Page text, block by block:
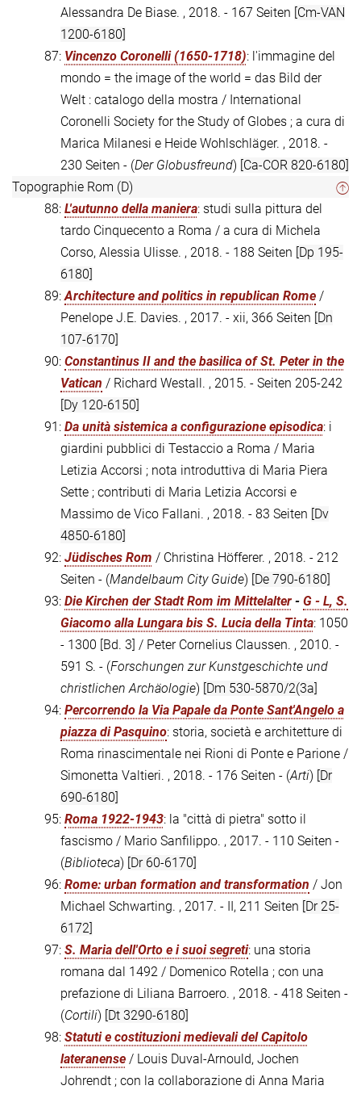
Alessandra De Biase. , 2018. - 167 Seiten [Cm-VAN
1200-6180]
87: Vincenzo Coronelli (1650-1718): l'immagine del
mondo = the image of the world = das Bild der
Welt : catalogo della mostra / International
Coronelli Society for the Study of Globes ; a cura di
Marica Milanesi e Heide Wohlschläger. , 2018. -
230 Seiten - (Der Globusfreund) [Ca-COR 820-6180]
Topographie Rom (D)
88: L'autunno della maniera: studi sulla pittura del
tardo Cinquecento a Roma / a cura di Michela
Corso, Alessia Ulisse. , 2018. - 188 Seiten [Dp 195-
6180]
89:Architecture and politics in republican Rome /
Penelope J.E. Davies. , 2017. - xii, 366 Seiten [Dn
107-6170]
90: Constantinus II and the basilica of St. Peter in the
Vatican / Richard Westall. , 2015. - Seiten 205-242
[Dy 120-6150]
91: Da unità sistemica a configurazione episodica: i
giardini pubblici di Testaccio a Roma / Maria
Letizia Accorsi ; nota introduttiva di Maria Piera
Sette ; contributi di Maria Letizia Accorsi e
Massimo de Vico Fallani. , 2018. - 83 Seiten [Dv
4850-6180]
92: Jüdisches Rom / Christina Höfferer. , 2018. - 212
Seiten - (Mandelbaum City Guide) [De 790-6180]
93: Die Kirchen der Stadt Rom im Mittelalter - G - L, S.
Giacomo alla Lungara bis S. Lucia della Tinta: 1050
- 1300 [Bd. 3] / Peter Cornelius Claussen. , 2010. -
591 S. - (Forschungen zur Kunstgeschichte und
christlichen Archäologie) [Dm 530-5870/2(3a]
94: Percorrendo la Via Papale da Ponte Sant'Angelo a
piazza di Pasquino: storia, società e architetture di
Roma rinascimentale nei Rioni di Ponte e Parione /
Simonetta Valtieri. , 2018. - 176 Seiten - (Arti) [Dr
690-6180]
95: Roma 1922-1943: la "città di pietra" sotto il
fascismo / Mario Sanfilippo. , 2017. - 110 Seiten -
(Biblioteca) [Dr 60-6170]
96: Rome: urban formation and transformation / Jon
Michael Schwarting. , 2017. - II, 211 Seiten [Dr 25-
6172]
97: S. Maria dell'Orto e i suoi segreti: una storia
romana dal 1492 / Domenico Rotella ; con una
prefazione di Liliana Barroero. , 2018. - 418 Seiten -
(Cortili) [Dt 3290-6180]
98: Statuti e costituzioni medievali del Capitolo
lateranense / Louis Duval-Arnould, Jochen
Johrendt ; con la collaborazione di Anna Maria